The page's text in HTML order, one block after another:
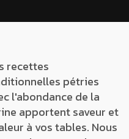
recettes
pétries
l'abondance de la
apportent saveur et
à vos tables. Nous